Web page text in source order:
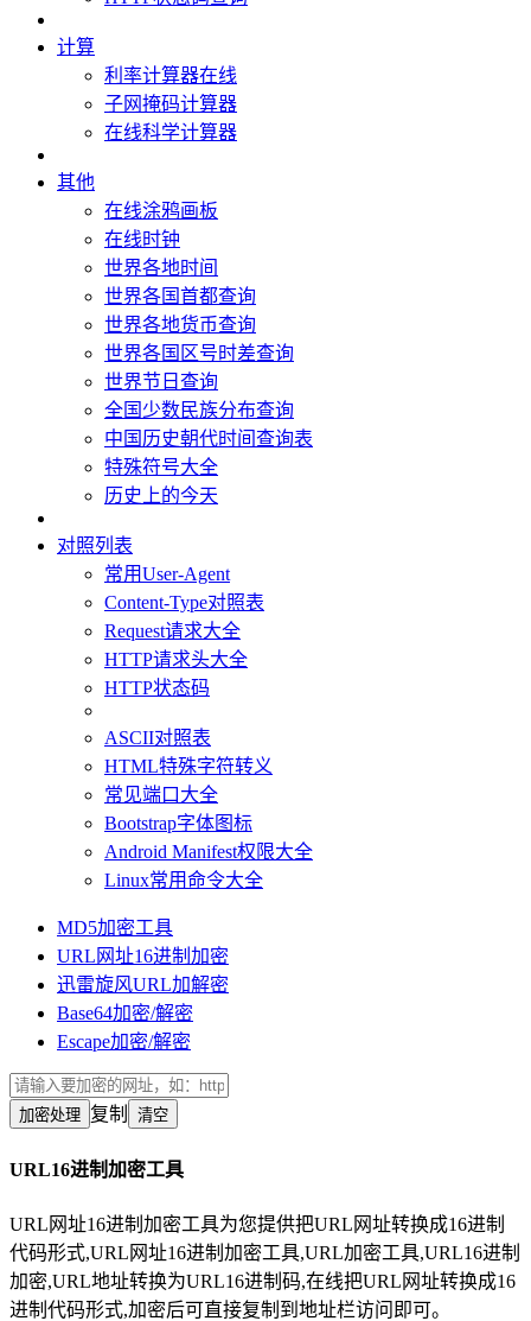
计算
利率计算器在线
子网掩码计算器
在线科学计算器
其他
在线涂鸦画板
在线时钟
世界各地时间
世界各国首都查询
世界各地货币查询
世界各国区号时差查询
世界节日查询
全国少数民族分布查询
中国历史朝代时间查询表
特殊符号大全
历史上的今天
对照列表
常用User-Agent
Content-Type对照表
Request请求大全
HTTP请求头大全
HTTP状态码
ASCII对照表
HTML特殊字符转义
常见端口大全
Bootstrap字体图标
Android Manifest权限大全
Linux常用命令大全
MD5加密工具
URL网址16进制加密
迅雷旋风URL加解密
Base64加密/解密
Escape加密/解密
加密处理 复制 清空
URL16进制加密工具
URL网址16进制加密工具为您提供把URL网址转换成16进制
代码形式,URL网址16进制加密工具,URL加密工具,URL16进制
加密,URL地址转换为URL16进制码,在线把URL网址转换成16
进制代码形式,加密后可直接复制到地址栏访问即可。